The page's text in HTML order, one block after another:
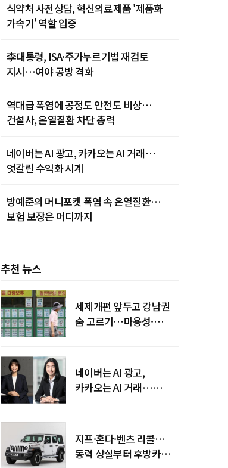
식약처 사전상담, 혁신의료제품 '제품화
가속기' 역할 입증
李대통령, ISA·주가누르기법 재검토
지시…여야 공방 격화
역대급 폭염에 공정도 안전도 비상…
건설사, 온열질환 차단 총력
네이버는 AI 광고, 카카오는 AI 거래…
엇갈린 수익화 시계
방예준의 머니포켓 폭염 속 온열질환…
보험 보장은 어디까지
추천 뉴스
세제개편 앞두고 강남권
숨 고르기…마용성·
네이버는 AI 광고,
카카오는 AI 거래…
지프·혼다·벤츠 리콜…
동력 상실부터 후방카메라